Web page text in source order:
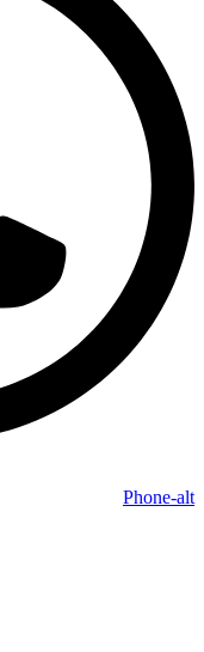
Phone-alt